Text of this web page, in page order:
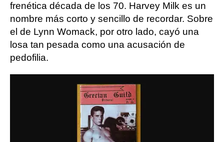
frenética década de los 70. Harvey Milk es un
nombre más corto y sencillo de recordar. Sobre
el de Lynn Womack, por otro lado, cayó una
losa tan pesada como una acusación de
pedofilia.